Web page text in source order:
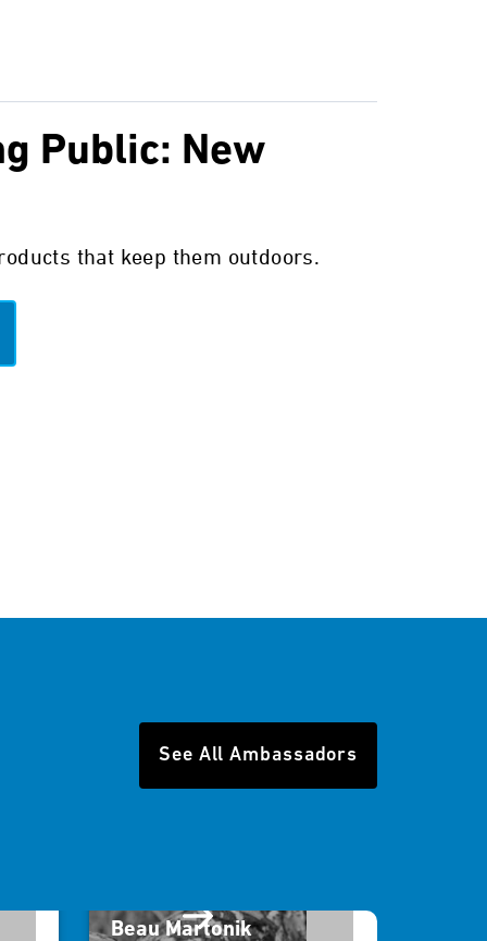
Public: New
that keep them outdoors.
See All Ambassadors
Beau Martonik